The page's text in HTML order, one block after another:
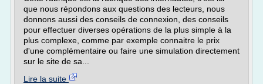
que nous répondons aux questions des lecteurs, nous
donnons aussi des conseils de connexion, des conseils
pour effectuer diverses opérations de la plus simple à la
plus complexe, comme par exemple connaitre le prix
d'une complémentaire ou faire une simulation directement
sur le site de sa...
Lire la suite